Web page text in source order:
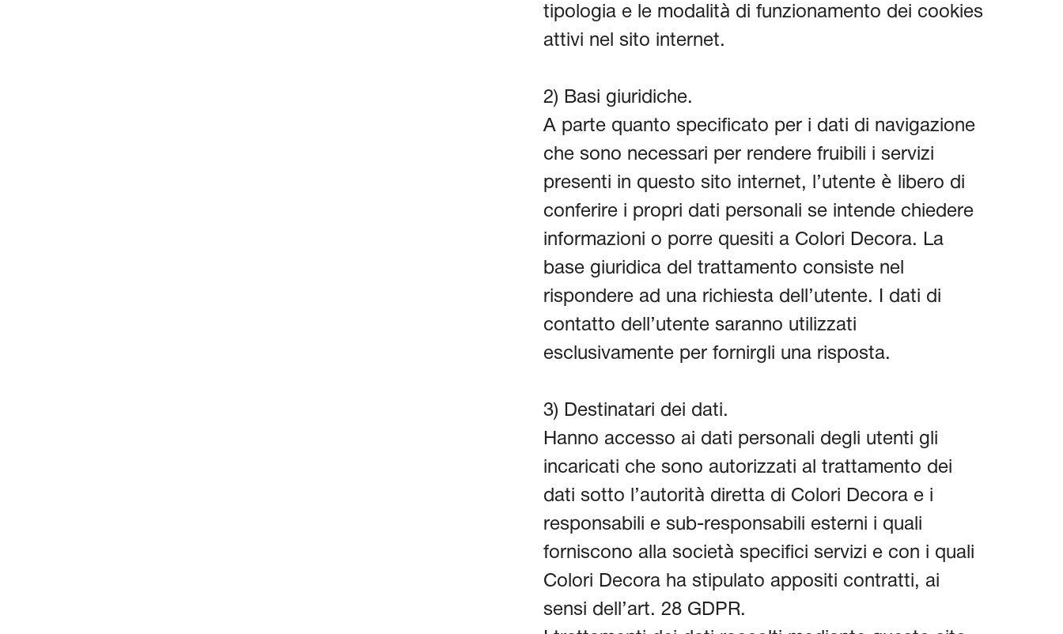
tipologia e le modalità di funzionamento dei cookies
attivi nel sito internet.
2) Basi giuridiche.
A parte quanto specificato per i dati di navigazione
che sono necessari per rendere fruibili i servizi
presenti in questo sito internet, l’utente è libero di
conferire i propri dati personali se intende chiedere
informazioni o porre quesiti a Colori Decora. La
base giuridica del trattamento consiste nel
rispondere ad una richiesta dell’utente. I dati di
contatto dell’utente saranno utilizzati
esclusivamente per fornirgli una risposta.
3) Destinatari dei dati.
Hanno accesso ai dati personali degli utenti gli
incaricati che sono autorizzati al trattamento dei
dati sotto l’autorità diretta di Colori Decora e i
responsabili e sub-responsabili esterni i quali
forniscono alla società specifici servizi e con i quali
Colori Decora ha stipulato appositi contratti, ai
sensi dell’art. 28 GDPR.